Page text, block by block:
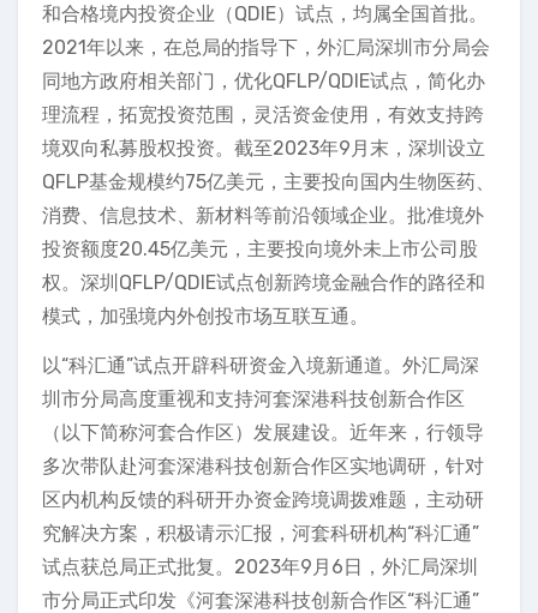
和合格境内投资企业（QDIE）试点，均属全国首批。
2021年以来，在总局的指导下，外汇局深圳市分局会
同地方政府相关部门，优化QFLP/QDIE试点，简化办
理流程，拓宽投资范围，灵活资金使用，有效支持跨
境双向私募股权投资。截至2023年9月末，深圳设立
QFLP基金规模约75亿美元，主要投向国内生物医药、
消费、信息技术、新材料等前沿领域企业。批准境外
投资额度20.45亿美元，主要投向境外未上市公司股
权。深圳QFLP/QDIE试点创新跨境金融合作的路径和
模式，加强境内外创投市场互联互通。
以“科汇通”试点开辟科研资金入境新通道。外汇局深
圳市分局高度重视和支持河套深港科技创新合作区
（以下简称河套合作区）发展建设。近年来，行领导
多次带队赴河套深港科技创新合作区实地调研，针对
区内机构反馈的科研开办资金跨境调拨难题，主动研
究解决方案，积极请示汇报，河套科研机构“科汇通”
试点获总局正式批复。2023年9月6日，外汇局深圳
市分局正式印发《河套深港科技创新合作区“科汇通”